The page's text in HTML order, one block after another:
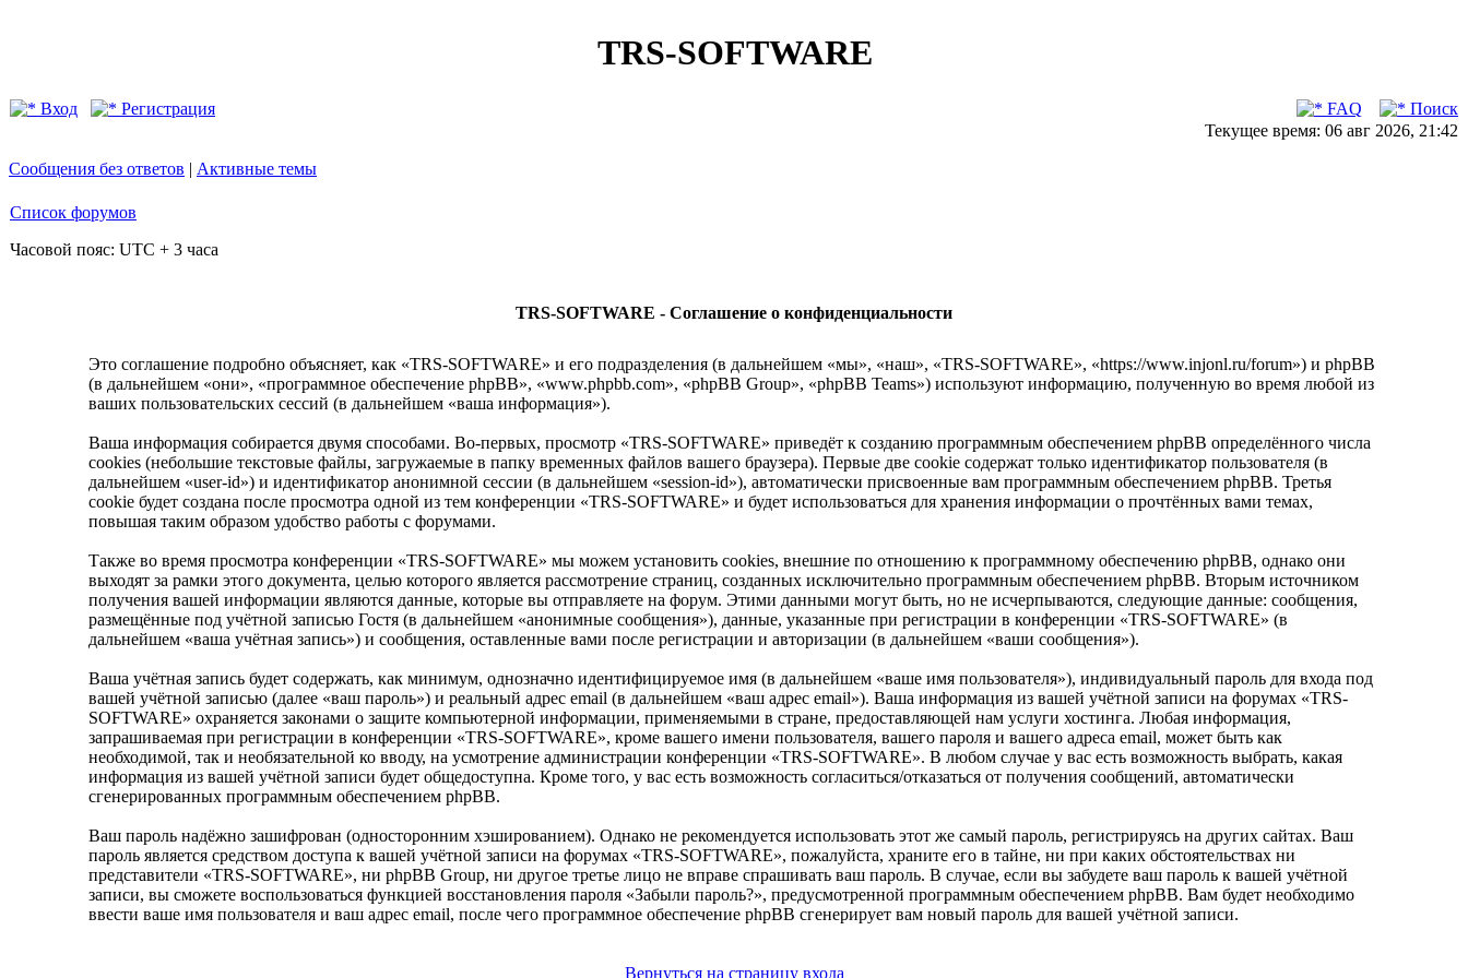
TRS-SOFTWARE
Вход Регистрация FAQ
Поиск
Текущее время: 06 авг 2026, 21:42
Сообщения без ответов | Активные темы
Список форумов
Часовой пояс: UTC + 3 часа
TRS-SOFTWARE - Соглашение о конфиденциальности
Это соглашение подробно объясняет, как «TRS-SOFTWARE» и его подразделения (в дальнейшем «мы», «наш», «TRS-SOFTWARE», «https://www.injonl.ru/forum») и phpBB
(в дальнейшем «они», «программное обеспечение phpBB», «www.phpbb.com», «phpBB Group», «phpBB Teams») используют информацию, полученную во время любой из
ваших пользовательских сессий (в дальнейшем «ваша информация»).
Ваша информация собирается двумя способами. Во-первых, просмотр «TRS-SOFTWARE» приведёт к созданию программным обеспечением phpBB определённого числа
cookies (небольшие текстовые файлы, загружаемые в папку временных файлов вашего браузера). Первые две cookie содержат только идентификатор пользователя (в
дальнейшем «user-id») и идентификатор анонимной сессии (в дальнейшем «session-id»), автоматически присвоенные вам программным обеспечением phpBB. Третья
cookie будет создана после просмотра одной из тем конференции «TRS-SOFTWARE» и будет использоваться для хранения информации о прочтённых вами темах,
повышая таким образом удобство работы с форумами.
Также во время просмотра конференции «TRS-SOFTWARE» мы можем установить cookies, внешние по отношению к программному обеспечению phpBB, однако они
выходят за рамки этого документа, целью которого является рассмотрение страниц, созданных исключительно программным обеспечением phpBB. Вторым источником
получения вашей информации являются данные, которые вы отправляете на форум. Этими данными могут быть, но не исчерпываются, следующие данные: сообщения,
размещённые под учётной записью Гостя (в дальнейшем «анонимные сообщения»), данные, указанные при регистрации в конференции «TRS-SOFTWARE» (в
дальнейшем «ваша учётная запись») и сообщения, оставленные вами после регистрации и авторизации (в дальнейшем «ваши сообщения»).
Ваша учётная запись будет содержать, как минимум, однозначно идентифицируемое имя (в дальнейшем «ваше имя пользователя»), индивидуальный пароль для входа под
вашей учётной записью (далее «ваш пароль») и реальный адрес email (в дальнейшем «ваш адрес email»). Ваша информация из вашей учётной записи на форумах «TRS-
SOFTWARE» охраняется законами о защите компьютерной информации, применяемыми в стране, предоставляющей нам услуги хостинга. Любая информация,
запрашиваемая при регистрации в конференции «TRS-SOFTWARE», кроме вашего имени пользователя, вашего пароля и вашего адреса email, может быть как
необходимой, так и необязательной ко вводу, на усмотрение администрации конференции «TRS-SOFTWARE». В любом случае у вас есть возможность выбрать, какая
информация из вашей учётной записи будет общедоступна. Кроме того, у вас есть возможность согласиться/отказаться от получения сообщений, автоматически
сгенерированных программным обеспечением phpBB.
Ваш пароль надёжно зашифрован (односторонним хэшированием). Однако не рекомендуется использовать этот же самый пароль, регистрируясь на других сайтах. Ваш
пароль является средством доступа к вашей учётной записи на форумах «TRS-SOFTWARE», пожалуйста, храните его в тайне, ни при каких обстоятельствах ни
представители «TRS-SOFTWARE», ни phpBB Group, ни другое третье лицо не вправе спрашивать ваш пароль. В случае, если вы забудете ваш пароль к вашей учётной
записи, вы сможете воспользоваться функцией восстановления пароля «Забыли пароль?», предусмотренной программным обеспечением phpBB. Вам будет необходимо
ввести ваше имя пользователя и ваш адрес email, после чего программное обеспечение phpBB сгенерирует вам новый пароль для вашей учётной записи.
Вернуться на страницу входа